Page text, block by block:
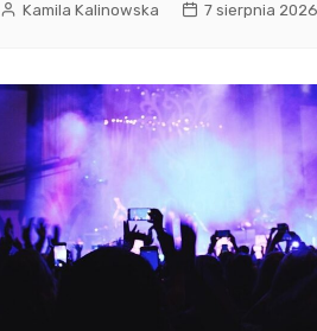
Kamila Kalinowska 7 sierpnia 2026